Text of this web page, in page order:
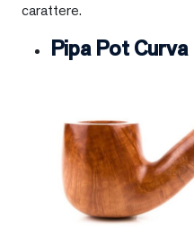
carattere.
Pipa Pot Curva